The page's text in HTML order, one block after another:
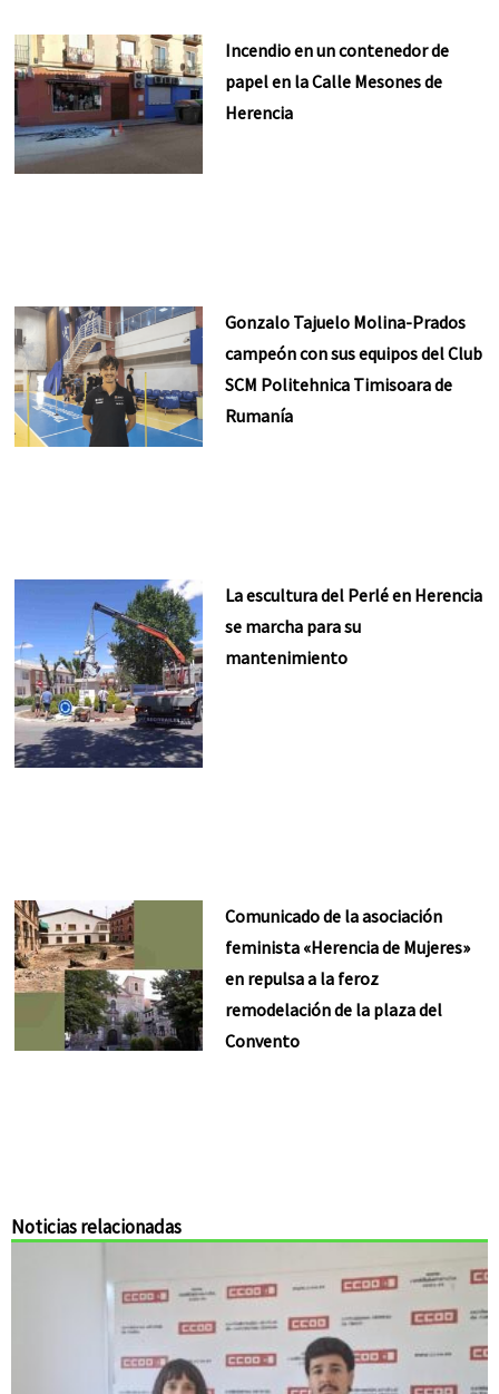
Incendio en un contenedor de
papel en la Calle Mesones de
Herencia
Gonzalo Tajuelo Molina-Prados
campeón con sus equipos del Club
SCM Politehnica Timisoara de
Rumanía
La escultura del Perlé en Herencia
se marcha para su
mantenimiento
Comunicado de la asociación
feminista «Herencia de Mujeres»
en repulsa a la feroz
remodelación de la plaza del
Convento
Noticias relacionadas